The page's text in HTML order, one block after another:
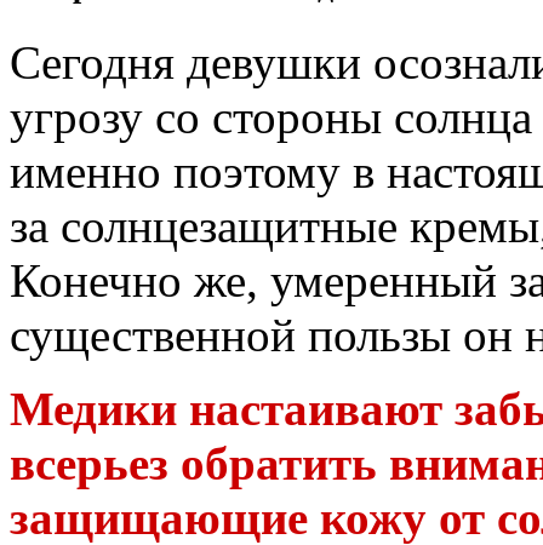
Сегодня девушки
угрозу со стороны
именно поэтому в
за солнцезащитные
Конечно же, умеренный
существенной пользы он
Медики настаивают
всерьез обратить
защищающие кожу от